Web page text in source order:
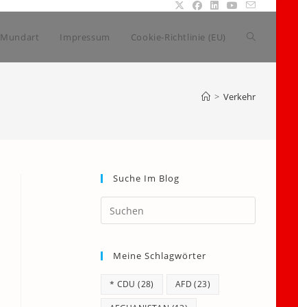
Mundart Impressum Cookie-Richtlinie (EU) Website-
> Verkehr
Suche Im Blog
Escape
Meine Schlagwörter
* CDU (28) AFD (23)